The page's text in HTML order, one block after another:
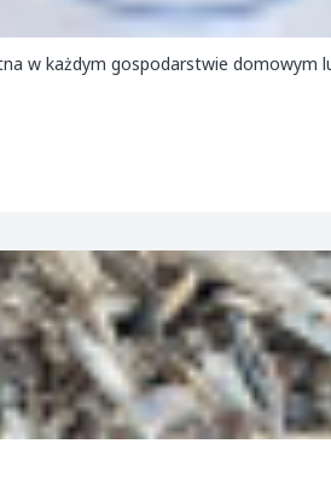
w każdym gospodarstwie domowym